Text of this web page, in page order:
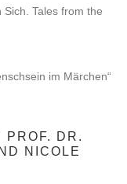
Sich. Tales from the
im Märchen“
PROF. DR.
NICOLE